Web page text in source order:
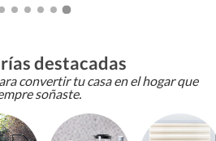
destacadas
convertir tu casa en el hogar que
soñaste.